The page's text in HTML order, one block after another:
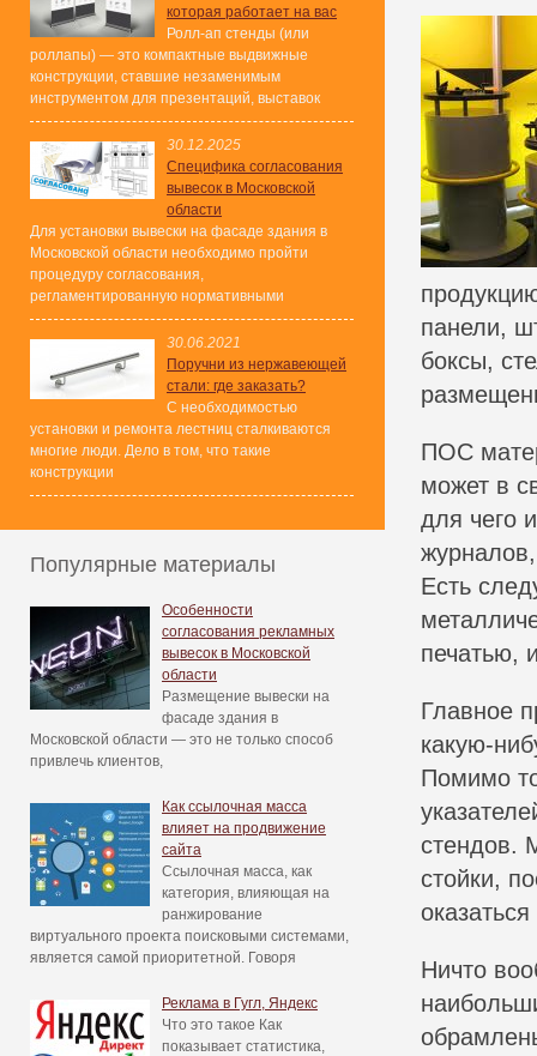
которая работает на вас
Ролл-ап стенды (или
роллапы) — это компактные выдвижные
конструкции, ставшие незаменимым
инструментом для презентаций, выставок
30.12.2025
Специфика согласования
вывесок в Московской
области
Для установки вывески на фасаде здания в
Московской области необходимо пройти
процедуру согласования,
регламентированную нормативными
30.06.2021
Поручни из нержавеющей
стали: где заказать?
С необходимостью
установки и ремонта лестниц сталкиваются
многие люди. Дело в том, что такие
конструкции
Популярные материалы
Особенности
согласования рекламных
вывесок в Московской
области
Размещение вывески на
фасаде здания в
Московской области — это не только способ
привлечь клиентов,
Как ссылочная масса
влияет на продвижение
сайта
Ссылочная масса, как
категория, влияющая на
ранжирование
виртуального проекта поисковыми системами,
является самой приоритетной. Говоря
Реклама в Гугл, Яндекс
Что это такое Как
показывает статистика,
панели,
боксы,
ПОС
может в
для чего
Есть
печатью,
Главное
какую-
Помимо
стендов.
стойки,
Ничто